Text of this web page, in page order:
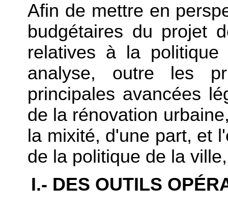
Afin de mettre en
budgétaires du projet
relatives à la
analyse, outre les
principales avancées
de la rénovation
la mixité, d'une part, et
de la politique de la
I.- DES OUTILS